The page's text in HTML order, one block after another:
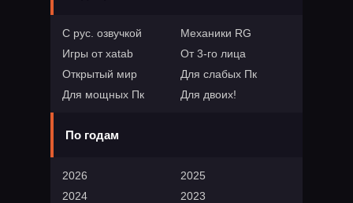
С рус. озвучкой
Механики RG
Игры от xatab
От 3-го лица
Открытый мир
Для слабых Пк
Для мощных Пк
Для двоих!
По годам
2026
2025
2024
2023